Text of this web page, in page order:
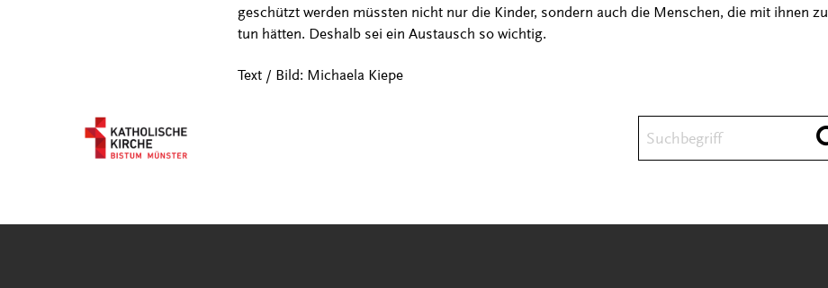
geschützt werden müssten nicht nur die Kinder, sondern auch die Menschen, die mit ihnen zu
tun hätten. Deshalb sei ein Austausch so wichtig.
Text / Bild: Michaela Kiepe